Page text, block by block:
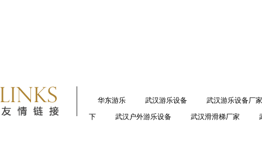
华东游乐 武汉游乐设备
武汉游乐设备厂家
下
武汉户外游乐设备 武汉滑滑梯厂家